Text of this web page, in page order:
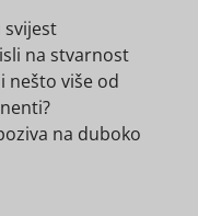
svijest
na stvarnost
nešto više od
na duboko